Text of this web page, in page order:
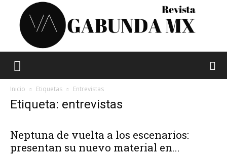
Inicio Etiquetas Entrevistas
Etiqueta: entrevistas
Neptuna de vuelta a los escenarios:
presentan su nuevo material en...